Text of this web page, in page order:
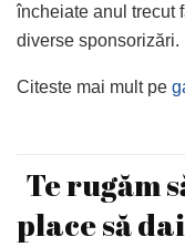
încheiate anul trecut
diverse sponsorizări.
Citeste mai mult pe
Te rugăm
place să